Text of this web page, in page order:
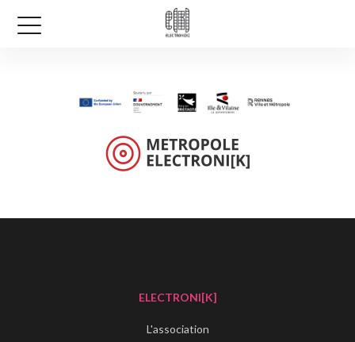
ELECTRONI[K]
L'association